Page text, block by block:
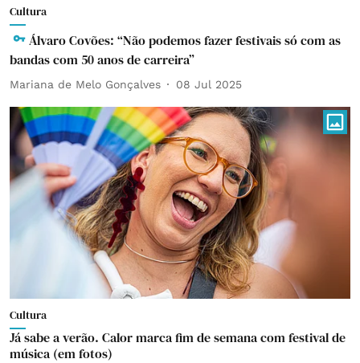
Cultura
Álvaro Covões: “Não podemos fazer festivais só com as
bandas com 50 anos de carreira”
Mariana de Melo Gonçalves 08 Jul 2025
Cultura
Já sabe a verão. Calor marca fim de semana com festival de
música (em fotos)